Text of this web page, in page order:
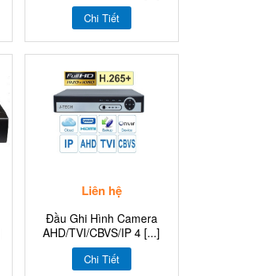
Chi Tiết
Liên hệ
Đầu Ghi Hình Camera
AHD/TVI/CBVS/IP 4 [...]
Chi Tiết